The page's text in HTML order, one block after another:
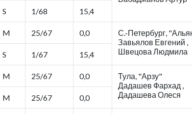
S 1/68 15,4
M 25/67 0,0
С.-Петербург,
Завьялов Евгений ,
Швецова Людмила
S 1/67 15,4
M 25/67 0,0
Тула, "Арзу"
Дадашев Фархад ,
Дадашева Олеся
M 25/67 0,0